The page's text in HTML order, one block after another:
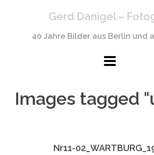
Gerd Danigel –
40 Jahre Bilder aus Berlin und
Images tagged
Nr11-